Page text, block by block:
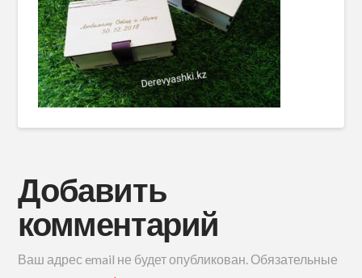
Добавить
комментарий
Ваш адрес email не будет опубликован. Обязательные